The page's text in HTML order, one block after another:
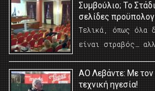
Συμβούλιο; Το
σελίδες
Τελικά, όπως όλα
είναι στραβός…
ΑΟ Λεβάντε: Με
τεχνική ηγεσία!